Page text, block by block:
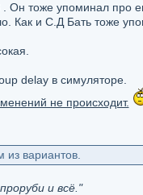
. Он тоже упоминал про
Как и С.Д Бать тоже
delay в симуляторе.
не происходит.
вариантов.
и всё."